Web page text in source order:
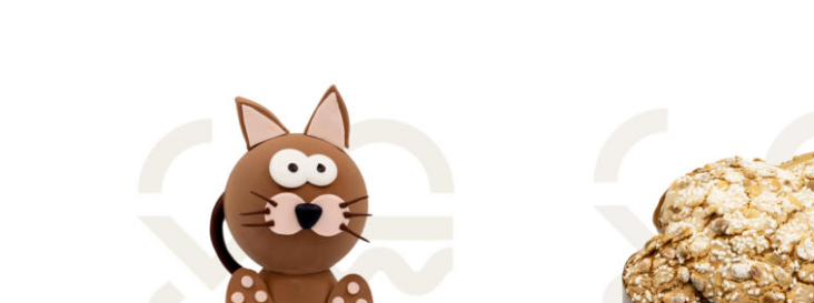
AGGIUNGI AL CARRELLO / QUICK VIEW AGGIUNGI AL CARRELLO /